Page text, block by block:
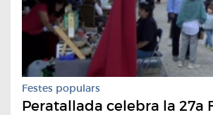
Festes populars
Peratallada celebra la 27a